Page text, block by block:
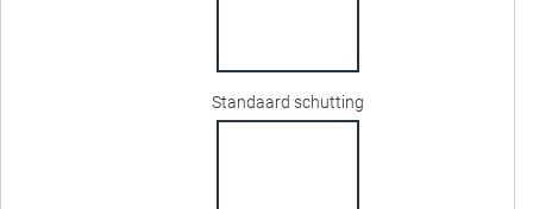
Standaard schutting